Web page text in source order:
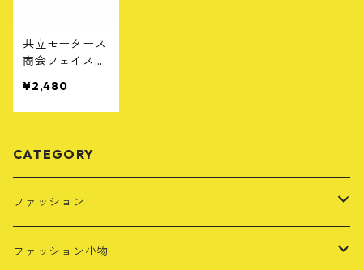
共立モータース
商会フェイスタ
ーン
¥2,480
CATEGORY
ファッション
Tシャツ
ファッション小物